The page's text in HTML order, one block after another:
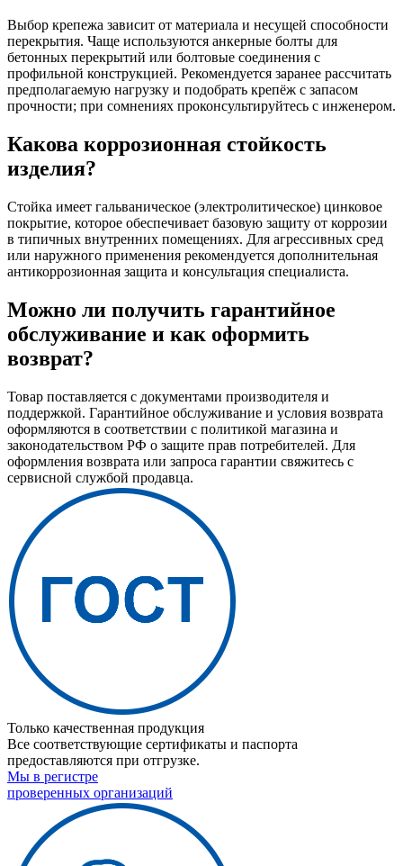
Выбор крепежа зависит от материала и несущей способности
перекрытия. Чаще используются анкерные болты для
бетонных перекрытий или болтовые соединения с
профильной конструкцией. Рекомендуется заранее рассчитать
предполагаемую нагрузку и подобрать крепёж с запасом
прочности; при сомнениях проконсультируйтесь с инженером.
Какова коррозионная стойкость
изделия?
Стойка имеет гальваническое (электролитическое) цинковое
покрытие, которое обеспечивает базовую защиту от коррозии
в типичных внутренних помещениях. Для агрессивных сред
или наружного применения рекомендуется дополнительная
антикоррозионная защита и консультация специалиста.
Можно ли получить гарантийное
обслуживание и как оформить
возврат?
Товар поставляется с документами производителя и
поддержкой. Гарантийное обслуживание и условия возврата
оформляются в соответствии с политикой магазина и
законодательством РФ о защите прав потребителей. Для
оформления возврата или запроса гарантии свяжитесь с
сервисной службой продавца.
Только качественная продукция
Все соответствующие сертификаты и паспорта
предоставляются при отгрузке.
Мы в регистре
проверенных организаций